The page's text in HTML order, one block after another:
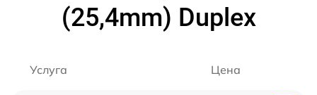
(25,4mm) Duplex
Услуга Цена